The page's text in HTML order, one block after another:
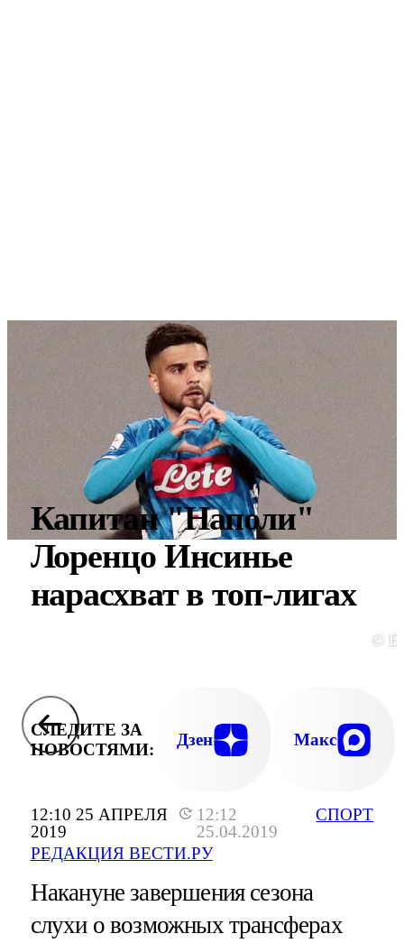
12:10 25 АПРЕЛЯ
2019
12:12
25.04.2019
РЕДАКЦИЯ ВЕСТИ.РУ
СПОРТ
Капитан "Наполи"
Лоренцо Инсинье
нарасхват в топ-лигах
©
СЛЕДИТЕ ЗА
НОВОСТЯМИ:
Дзен Макс
Накануне завершения сезона
слухи о возможных трансферах